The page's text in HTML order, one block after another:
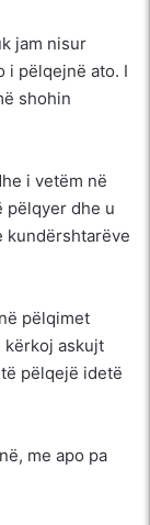
jam nisur
i pëlqejnë ato. I
shohin
i vetëm në
pëlqyer dhe u
kundërshtarëve
pëlqimet
kërkoj askujt
pëlqejë idetë
me apo pa